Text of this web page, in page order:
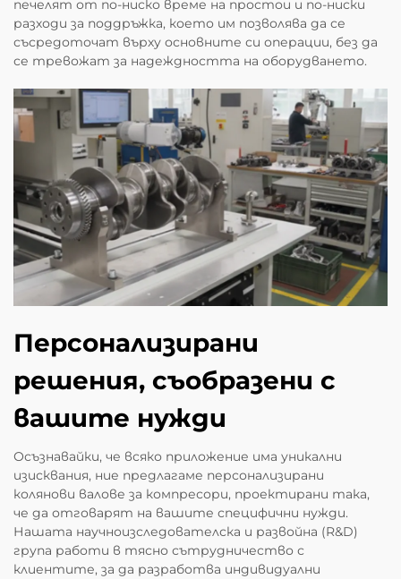
печелят от по-ниско време на простои и по-ниски
разходи за поддръжка, което им позволява да се
съсредоточат върху основните си операции, без да
се тревожат за надеждността на оборудването.
Персонализирани
решения, съобразени с
вашите нужди
Осъзнавайки, че всяко приложение има уникални
изисквания, ние предлагаме персонализирани
колянови валове за компресори, проектирани така,
че да отговарят на вашите специфични нужди.
Нашата научноизследователска и развойна (R&D)
група работи в тясно сътрудничество с
клиентите, за да разработва индивидуални